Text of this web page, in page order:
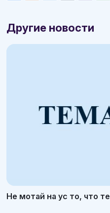
Другие новости
Не мотай на ус то, что